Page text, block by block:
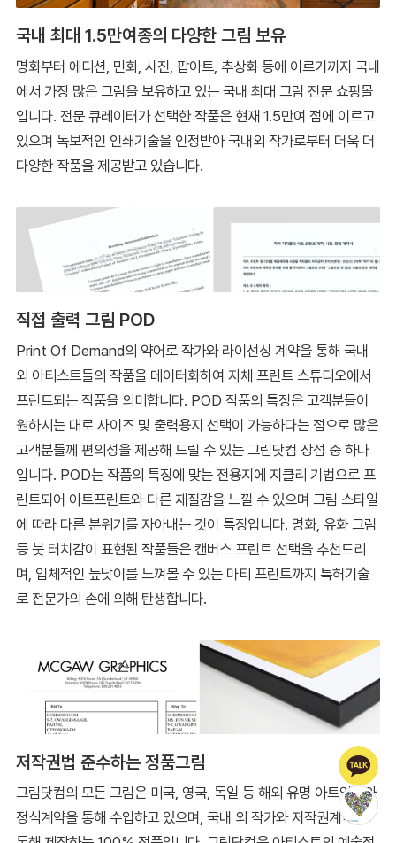
국내 최대 1.5만여종의 다양한 그림 보유
명화부터 에디션, 민화, 사진, 팝아트, 추상화 등에 이르기까지 국내
에서 가장 많은 그림을 보유하고 있는 국내 최대 그림 전문 쇼핑몰
입니다. 전문 큐레이터가 선택한 작품은 현재 1.5만여 점에 이르고
있으며 독보적인 인쇄기술을 인정받아 국내외 작가로부터 더욱 더
다양한 작품을 제공받고 있습니다.
직접 출력 그림 POD
Print Of Demand의 약어로 작가와 라이선싱 계약을 통해 국내
외 아티스트들의 작품을 데이터화하여 자체 프린트 스튜디오에서
프린트되는 작품을 의미합니다. POD 작품의 특징은 고객분들이
원하시는 대로 사이즈 및 출력용지 선택이 가능하다는 점으로 많은
고객분들께 편의성을 제공해 드릴 수 있는 그림닷컴 장점 중 하나
입니다. POD는 작품의 특징에 맞는 전용지에 지클리 기법으로 프
린트되어 아트프린트와 다른 재질감을 느낄 수 있으며 그림 스타일
에 따라 다른 분위기를 자아내는 것이 특징입니다. 명화, 유화 그림
등 붓 터치감이 표현된 작품들은 캔버스 프린트 선택을 추천드리
며, 입체적인 높낮이를 느껴볼 수 있는 마티 프린트까지 특허기술
로 전문가의 손에 의해 탄생합니다.
저작권법 준수하는 정품그림
그림닷컴의 모든 그림은 미국, 영국, 독일 등 해외 유명 아트업체와
정식계약을 통해 수입하고 있으며, 국내 외 작가와 저작권계약을